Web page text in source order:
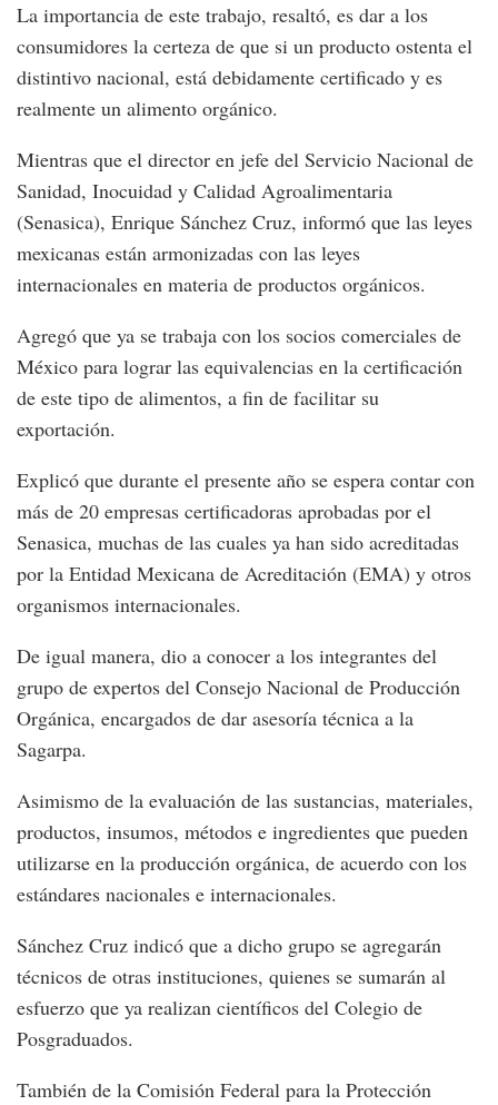
La importancia de este trabajo, resaltó, es dar a los
consumidores la certeza de que si un producto ostenta el
distintivo nacional, está debidamente certificado y es
realmente un alimento orgánico.
Mientras que el director en jefe del Servicio Nacional de
Sanidad, Inocuidad y Calidad Agroalimentaria
(Senasica), Enrique Sánchez Cruz, informó que las leyes
mexicanas están armonizadas con las leyes
internacionales en materia de productos orgánicos.
Agregó que ya se trabaja con los socios comerciales de
México para lograr las equivalencias en la certificación
de este tipo de alimentos, a fin de facilitar su
exportación.
Explicó que durante el presente año se espera contar con
más de 20 empresas certificadoras aprobadas por el
Senasica, muchas de las cuales ya han sido acreditadas
por la Entidad Mexicana de Acreditación (EMA) y otros
organismos internacionales.
De igual manera, dio a conocer a los integrantes del
grupo de expertos del Consejo Nacional de Producción
Orgánica, encargados de dar asesoría técnica a la
Sagarpa.
Asimismo de la evaluación de las sustancias, materiales,
productos, insumos, métodos e ingredientes que pueden
utilizarse en la producción orgánica, de acuerdo con los
estándares nacionales e internacionales.
Sánchez Cruz indicó que a dicho grupo se agregarán
técnicos de otras instituciones, quienes se sumarán al
esfuerzo que ya realizan científicos del Colegio de
Posgraduados.
También de la Comisión Federal para la Protección